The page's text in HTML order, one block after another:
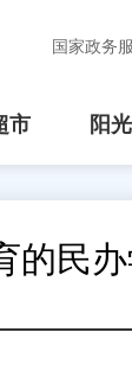
国家政务
市 阳
的民